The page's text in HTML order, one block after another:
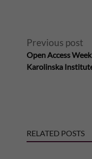
Previous post
Open Access
Karolinska
RELATED POSTS